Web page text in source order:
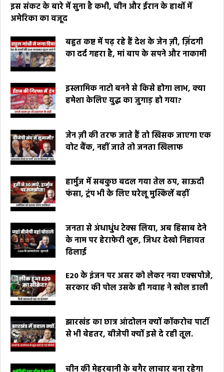
इस संकट के बारे में सुना है कभी, चीन और ईरान के हाथों में
अमेरिका का वजूद
बहुत कष्ट में पढ़ रहे हैं देश के जेन ज़ी, ज़िंदगी
का दर्द गहरा है, मां बाप के सपने और नाकामी
इस्लामिक नाटो बनने से किसे होगा लाभ, क्या
हमेशा केलिए युद्ध का जुगाड़ हो गया?
जेन ज़ी की तरफ जाते हैं तो खिसक जाएगा एक
वोट बैंक, नहीं जाते तो जनता खिलाफ
हार्मुज में सबकुछ बदल गया तेल ठप, साऊदी
फंसा, ट्रंप भी के लिए घरेलू मुश्किलें बढ़ीं
जनता से अंधाधुंध टेक्स लिया, अब हिसाब देने
के नाम पर हेराफेरी शुरू, जिधर देखो निहायत
ढिलाई
E20 के इंजन पर असर को लेकर नया एक्सपोजे,
सरकार की पोल उसके ही गवाह ने खोल डाली
झारखंड का छात्र आंदोलन क्यों कॉकरोच पार्टी
से भी बेहतर, बीजेपी क्यों इसे दे रही तूल.
चीन की मेहरबानी के बगैर लाचार बना रहेगा